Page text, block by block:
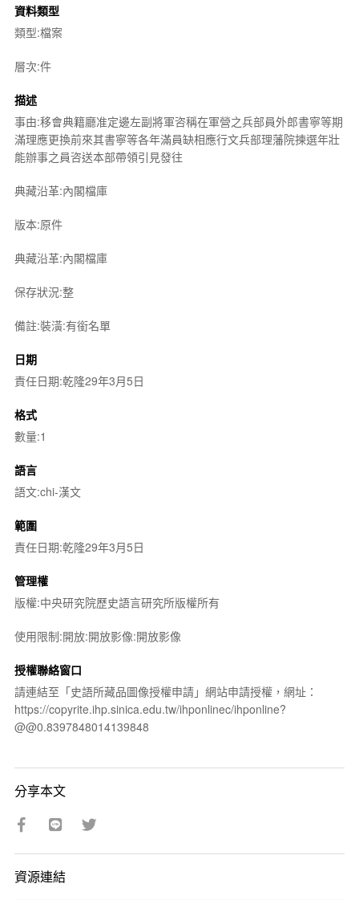
資料類型
類型:檔案
層次:件
描述
事由:移會典籍廳准定邊左副將軍咨稱在軍營之兵部員外郎書寧等期
滿理應更換前來其書寧等各年滿員缺相應行文兵部理藩院揀選年壯
能辦事之員咨送本部帶領引見發往
典藏沿革:內閣檔庫
版本:原件
典藏沿革:內閣檔庫
保存狀況:整
備註:裝潢:有銜名單
日期
責任日期:乾隆29年3月5日
格式
數量:1
語言
語文:chi-漢文
範圍
責任日期:乾隆29年3月5日
管理權
版權:中央研究院歷史語言研究所版權所有
使用限制:開放:開放影像:開放影像
授權聯絡窗口
請連結至「史語所藏品圖像授權申請」網站申請授權，網址：
https://copyrite.ihp.sinica.edu.tw/ihponlinec/ihponline?
@@0.8397848014139848
分享本文
資源連結